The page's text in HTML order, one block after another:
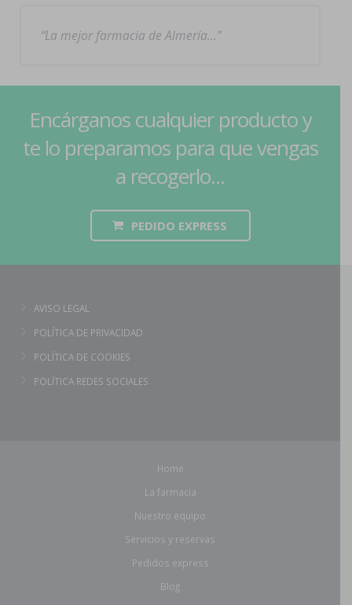
La mejor farmacia de Almería…
Encárganos cualquier producto y
te lo preparamos para que vengas
a recogerlo...
PEDIDO EXPRESS
AVISO LEGAL
POLÍTICA DE PRIVACIDAD
POLÍTICA DE COOKIES
POLÍTICA REDES SOCIALES
Home
La farmacia
Nuestro equipo
Servicios y reservas
Pedidos express
Blog